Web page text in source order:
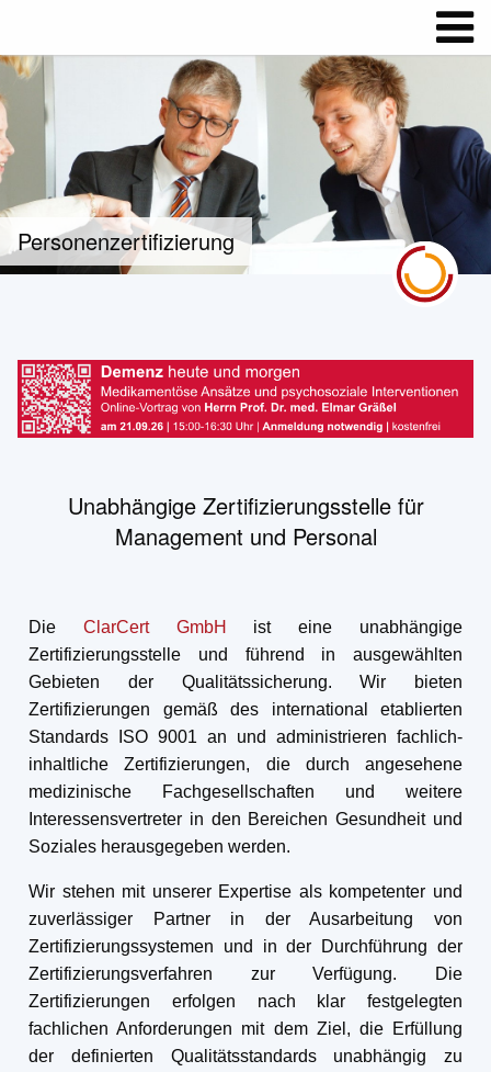
Personenzertifizierung
Unabhängige Zertifizierungsstelle für
Management und Personal
Die ClarCert GmbH
ist eine unabhängige
Zertifizierungsstelle und führend in ausgewählten
Gebieten der Qualitätssicherung. Wir bieten
Zertifizierungen gemäß des international etablierten
Standards ISO 9001 an und administrieren fachlich-
inhaltliche Zertifizierungen, die durch angesehene
medizinische Fachgesellschaften und weitere
Interessensvertreter in den Bereichen Gesundheit und
Soziales herausgegeben werden.
Wir stehen mit unserer Expertise als kompetenter und
zuverlässiger Partner in der Ausarbeitung von
Zertifizierungssystemen und in der Durchführung der
Zertifizierungsverfahren zur Verfügung. Die
Zertifizierungen erfolgen nach klar festgelegten
fachlichen Anforderungen mit dem Ziel, die Erfüllung
der definierten Qualitätsstandards unabhängig zu